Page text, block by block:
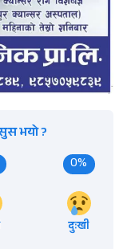
भयो ?
0%
दुःखी